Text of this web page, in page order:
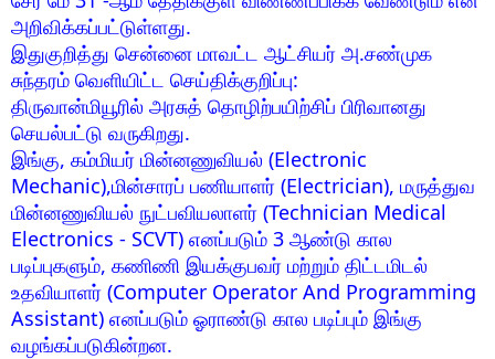
அறிவிக்கப்பட்டுள்ளது.
இதுகுறித்து சென்னை மாவட்ட ஆட்சியர் அ.சண்முக
சுந்தரம் வெளியிட்ட செய்திக்குறிப்பு:
திருவான்மியூரில் அரசுத் தொழிற்பயிற்சிப் பிரிவானது
செயல்பட்டு வருகிறது.
இங்கு, கம்மியர் மின்னணுவியல் (Electronic
Mechanic),மின்சாரப் பணியாளர் (Electrician), மருத்துவ
மின்னணுவியல் நுட்பவியலாளர் (Technician Medical
Electronics - SCVT) எனப்படும் 3 ஆண்டு கால
படிப்புகளும், கணிணி இயக்குபவர் மற்றும் திட்டமிடல்
உதவியாளர் (Computer Operator And Programming
Assistant) எனப்படும் ஓராண்டு கால படிப்பும் இங்கு
வழங்கப்படுகின்றன.